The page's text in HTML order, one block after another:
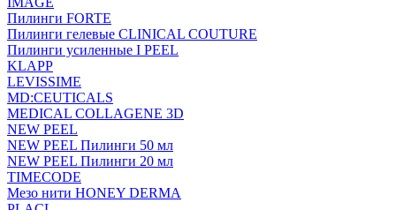
Пилинги FORTE
Пилинги гелевые CLINICAL COUTURE
Пилинги усиленные I PEEL
KLAPP
LEVISSIME
MD:CEUTICALS
MEDICAL COLLAGENE 3D
NEW PEEL
NEW PEEL Пилинги 50 мл
NEW PEEL Пилинги 20 мл
TIMECODE
Мезо нити HONEY DERMA